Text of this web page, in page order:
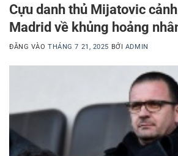
Cựu danh thủ Mijatovic
Madrid về khủng hoảng
ĐĂNG VÀOTHÁNG 7 21, 2025 BỞI ADMIN